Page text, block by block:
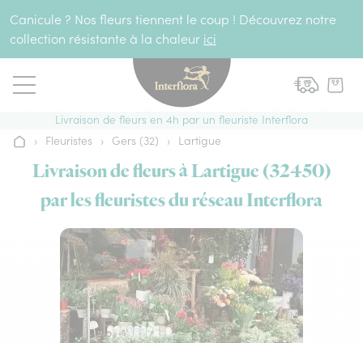
Canicule ? Nos fleurs tiennent le coup ! Découvrez notre
collection résistante à la chaleur ici
Livraison de fleurs en 4h par un fleuriste Interflora
Accueil
› Fleuristes › Gers (32) › Lartigue
Livraison de fleurs à Lartigue (32450)
par les fleuristes du réseau Interflora